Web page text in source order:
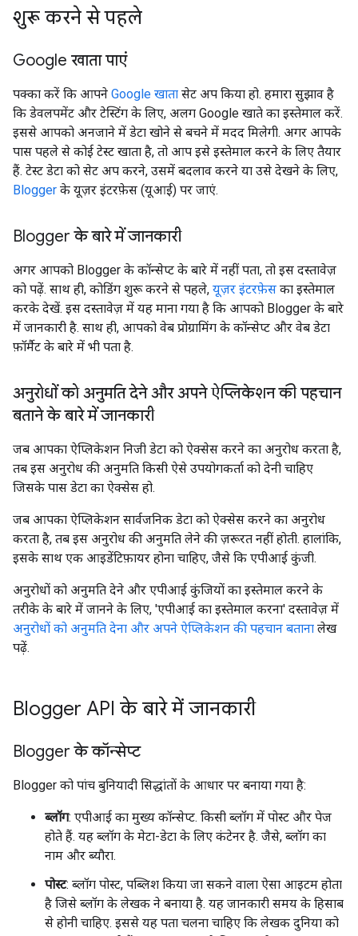
शुरू करने से पहले
Google खाता पाएं
पक्का करें कि आपने Google खाता सेट अप किया हो. हमारा सुझाव है
कि डेवलपमेंट और टेस्टिंग के लिए, अलग Google खाते का इस्तेमाल करें.
इससे आपको अनजाने में डेटा खोने से बचने में मदद मिलेगी. अगर आपके
पास पहले से कोई टेस्ट खाता है, तो आप इसे इस्तेमाल करने के लिए तैयार
हैं. टेस्ट डेटा को सेट अप करने, उसमें बदलाव करने या उसे देखने के लिए,
Blogger के यूज़र इंटरफ़ेस (यूआई) पर जाएं.
Blogger के बारे में जानकारी
अगर आपको Blogger के कॉन्सेप्ट के बारे में नहीं पता, तो इस दस्तावेज़
को पढ़ें. साथ ही, कोडिंग शुरू करने से पहले, यूज़र इंटरफ़ेस का इस्तेमाल
करके देखें. इस दस्तावेज़ में यह माना गया है कि आपको Blogger के बारे
में जानकारी है. साथ ही, आपको वेब प्रोग्रामिंग के कॉन्सेप्ट और वेब डेटा
फ़ॉर्मैट के बारे में भी पता है.
अनुरोधों को अनुमति देने और अपने ऐप्लिकेशन की पहचान
बताने के बारे में जानकारी
जब आपका ऐप्लिकेशन निजी डेटा को ऐक्सेस करने का अनुरोध करता है,
तब इस अनुरोध की अनुमति किसी ऐसे उपयोगकर्ता को देनी चाहिए
जिसके पास डेटा का ऐक्सेस हो.
जब आपका ऐप्लिकेशन सार्वजनिक डेटा को ऐक्सेस करने का अनुरोध
करता है, तब इस अनुरोध की अनुमति लेने की ज़रूरत नहीं होती. हालांकि,
इसके साथ एक आइडेंटिफ़ायर होना चाहिए, जैसे कि एपीआई कुंजी.
अनुरोधों को अनुमति देने और एपीआई कुंजियों का इस्तेमाल करने के
तरीके के बारे में जानने के लिए, 'एपीआई का इस्तेमाल करना' दस्तावेज़ में
अनुरोधों को अनुमति देना और अपने ऐप्लिकेशन की पहचान बताना लेख
पढ़ें.
Blogger API के बारे में जानकारी
Blogger के कॉन्सेप्ट
Blogger को पांच बुनियादी सिद्धांतों के आधार पर बनाया गया है:
ब्लॉग: एपीआई का मुख्य कॉन्सेप्ट. किसी ब्लॉग में पोस्ट और पेज
होते हैं. यह ब्लॉग के मेटा-डेटा के लिए कंटेनर है. जैसे, ब्लॉग का
नाम और ब्यौरा.
पोस्ट: ब्लॉग पोस्ट, पब्लिश किया जा सकने वाला ऐसा आइटम होता
है जिसे ब्लॉग के लेखक ने बनाया है. यह जानकारी समय के हिसाब
से होनी चाहिए. इससे यह पता चलना चाहिए कि लेखक दुनिया को